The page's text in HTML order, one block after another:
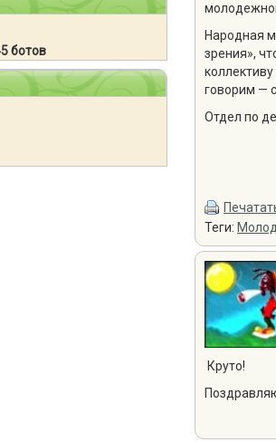
ботов
Народная
зрения»,
говорим —
Отдел по
Теги:
Круто!